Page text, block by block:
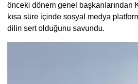
önceki dönem genel başkanlarından
kısa süre içinde sosyal medya
dilin sert olduğunu savundu.